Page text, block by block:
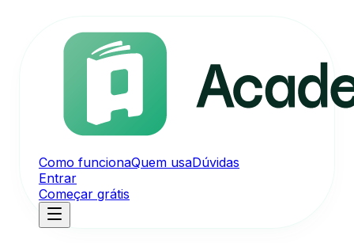
Como funcionaQuem usaDúvidas
Entrar
Começar grátis